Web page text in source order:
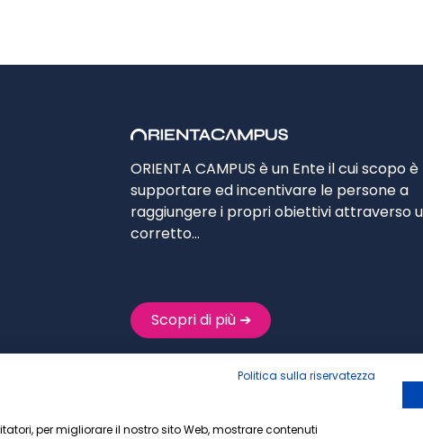
ORIENTA CAMPUS è un Ente il cui scopo è
supportare ed incentivare le persone a
raggiungere i propri obiettivi attraverso
corretto…
Scopri di più ➔
Politica sulla riservatezza
per migliorare il nostro sito Web, mostrare contenuti